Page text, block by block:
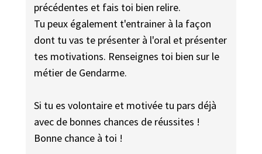
précédentes et fais toi bien relire.
Tu peux également t'entrainer à la façon
dont tu vas te présenter à l'oral et présenter
tes motivations. Renseignes toi bien sur le
métier de Gendarme.
Si tu es volontaire et motivée tu pars déjà
avec de bonnes chances de réussites !
Bonne chance à toi !